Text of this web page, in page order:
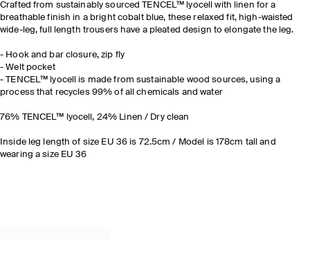
Crafted from sustainably sourced TENCEL™ lyocell with linen for a
breathable finish in a bright cobalt blue, these relaxed fit, high-waisted
wide-leg, full length trousers have a pleated design to elongate the leg.
- Hook and bar closure, zip fly
- Welt pocket
- TENCEL™ lyocell is made from sustainable wood sources, using a
process that recycles 99% of all chemicals and water
76% TENCEL™ lyocell, 24% Linen / Dry clean
Inside leg length of size EU 36 is 72.5cm / Model is 178cm tall and
wearing a size EU 36